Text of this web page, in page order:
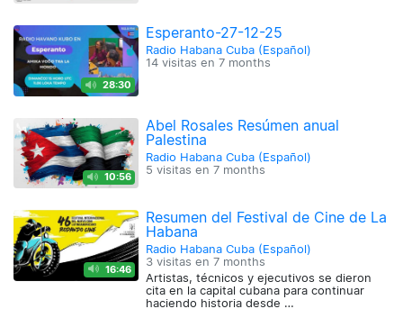
28:30
Esperanto-27-12-25
Radio Habana Cuba (Español)
14 visitas en7 months
10:56
Abel Rosales Resúmen anual
Palestina
Radio Habana Cuba (Español)
5 visitas en7 months
16:46
Resumen del Festival de Cine de La
Habana
Radio Habana Cuba (Español)
3 visitas en7 months
Artistas, técnicos y ejecutivos se dieron
cita en la capital cubana para continuar
haciendo historia desde …